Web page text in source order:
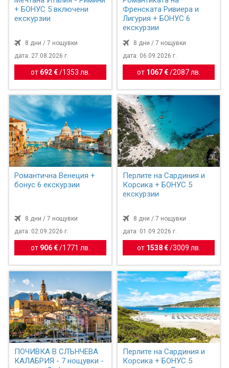
+ БОНУС 5 включени
екскурзии
8 дни / 7 нощувки
дата: 27.08.2026 г.
от 692 € / 1353 лв.
Френската Ривиера и
Лигурия + БОНУС 6
екскурзии
8 дни / 7 нощувки
дата: 06.09.2026 г.
от 1067 €/2087 лв.
Романтична Венеция +
бонус 6 екскурзии
8 дни / 7 нощувки
дата: 02.09.2026 г.
от 906 € / 1771 лв.
Перлите на Сардиния и
Корсика + БОНУС 5
екскурзии
8 дни / 7 нощувки
дата: 01.09.2026 г.
от 1538 €/3009 лв.
ПОЧИВКА В СЛЪНЧЕВА
КАЛАБРИЯ - 7 нощувки -
Перлите на Сардиния и
Корсика + БОНУС 5